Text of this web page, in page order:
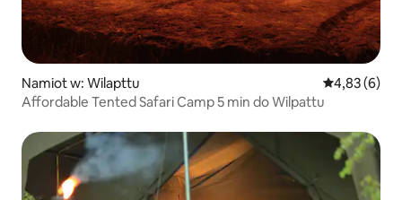
Namiot w: Wilapttu Średnia
4,83 (6)
Affordable Tented Safari Camp 5 min do Wilpattu